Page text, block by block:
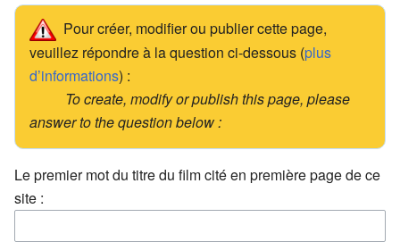
Pour créer, modifier ou publier cette page,
veuillez répondre à la question ci-dessous (plus
d’informations) :
To create, modify or publish this page, please
answer to the question below :
Le premier mot du titre du film cité en première page de ce
site :